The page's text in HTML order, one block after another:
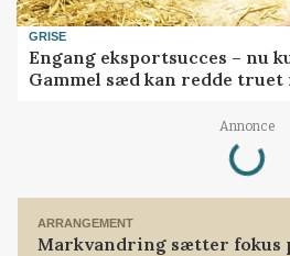
GRISE
Engang eksportsucces – nu
Gammel sæd kan redde truet
Annonce
Loading...
ARRANGEMENT
Markvandring sætter fokus